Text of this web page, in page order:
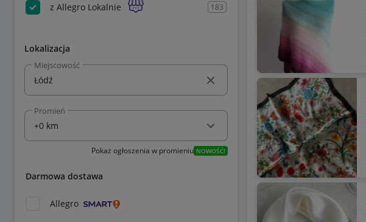
z Allegro Lokalnie 183
Lokalizacja
Miejscowość
Promień
Pokaż ogłoszenia w promieniu NOWOŚĆ!
Darmowa dostawa
Allegro